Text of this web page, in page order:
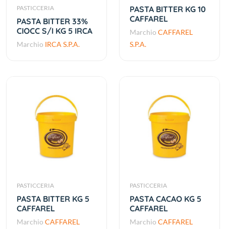
PASTICCERIA
PASTA BITTER 33%
CIOCC S/I KG 5 IRCA
Marchio IRCA S.P.A.
PASTA BITTER KG 10
CAFFAREL
Marchio CAFFAREL
S.P.A.
PASTICCERIA
PASTA BITTER KG 5
CAFFAREL
Marchio CAFFAREL
PASTICCERIA
PASTA CACAO KG 5
CAFFAREL
Marchio CAFFAREL